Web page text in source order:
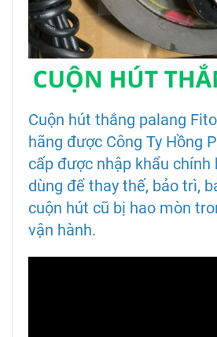
Cuộn hút thắng palang
hãng được Công Ty Hồng
cấp được nhập khẩu chính
dùng để thay thế, bảo trì,
cuộn hút cũ bị hao mòn
vận hành.